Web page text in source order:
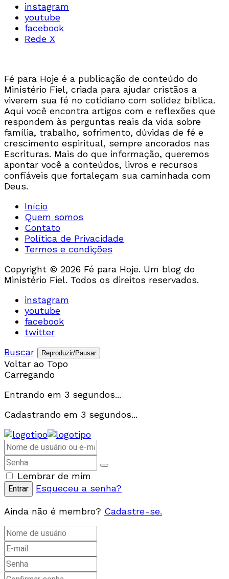
instagram
youtube
facebook
Rede X
Fé para Hoje é a publicação de conteúdo do
Ministério Fiel, criada para ajudar cristãos a
viverem sua fé no cotidiano com solidez bíblica.
Aqui você encontra artigos com e reflexões que
respondem às perguntas reais da vida sobre
família, trabalho, sofrimento, dúvidas de fé e
crescimento espiritual, sempre ancorados nas
Escrituras. Mais do que informação, queremos
apontar você a conteúdos, livros e recursos
confiáveis que fortaleçam sua caminhada com
Deus.
Início
Quem somos
Contato
Política de Privacidade
Termos e condições
Copyright © 2026 Fé para Hoje. Um blog do
Ministério Fiel. Todos os direitos reservados.
instagram
youtube
facebook
twitter
Buscar
Reproduzir/Pausar
Voltar ao Topo
Carregando
Entrando em 3 segundos...
Cadastrando em 3 segundos...
Lembrar de mim
Esqueceu a senha?
Ainda não é membro? Cadastre-se.